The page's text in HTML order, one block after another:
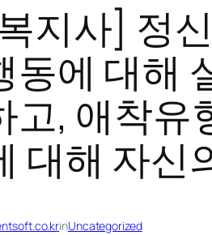
지사] 정
동에 대해
고, 애착유
대해 자신
inUncategorized